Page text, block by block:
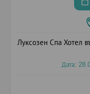
Луксозен Спа Хотел
Дата: